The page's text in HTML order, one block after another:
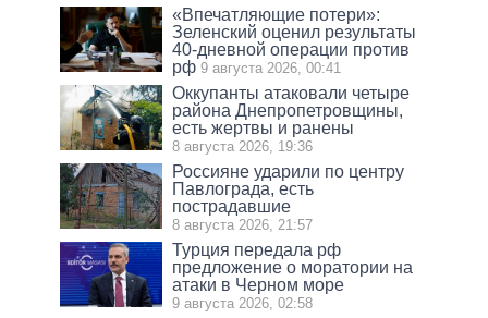
«Впечатляющие потери»:
Зеленский оценил результаты
40-дневной операции против
рф 9 августа 2026, 00:41
Оккупанты атаковали четыре
района Днепропетровщины,
есть жертвы и ранены
8 августа 2026, 19:36
Россияне ударили по центру
Павлограда, есть
пострадавшие
8 августа 2026, 21:57
Турция передала рф
предложение о моратории на
атаки в Черном море
9 августа 2026, 02:58